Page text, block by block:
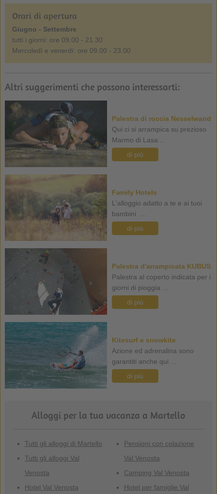
Orari di apertura
Giugno - Settembre
tutti i giorni: ore 09.00 - 21.30
Mercoledì e venerdì: ore 09.00 - 23.00
Altri suggerimenti che possono interessarti:
Palestra di roccia Nesselwand
Qui ci si arrampica su prezioso
Marmo di Lasa ...
di più
Family Hotels
L'alloggio adatto a te e ai tuoi
bambini ...
di più
Palestra d'arrampicata KUBUS
Palestra al coperto indicata per i
giorni di pioggia ...
di più
Kitesurf e snowkite
Azione ed adrenalina sono
garantiti anche qui ...
di più
Alloggi per la tua vacanza a Martello
Tutti gli alloggi di Martello
Tutti gli alloggi Val
Venosta
Hotel Val Venosta
Pensioni con colazione
Val Venosta
Camping Val Venosta
Hotel per famiglie Val